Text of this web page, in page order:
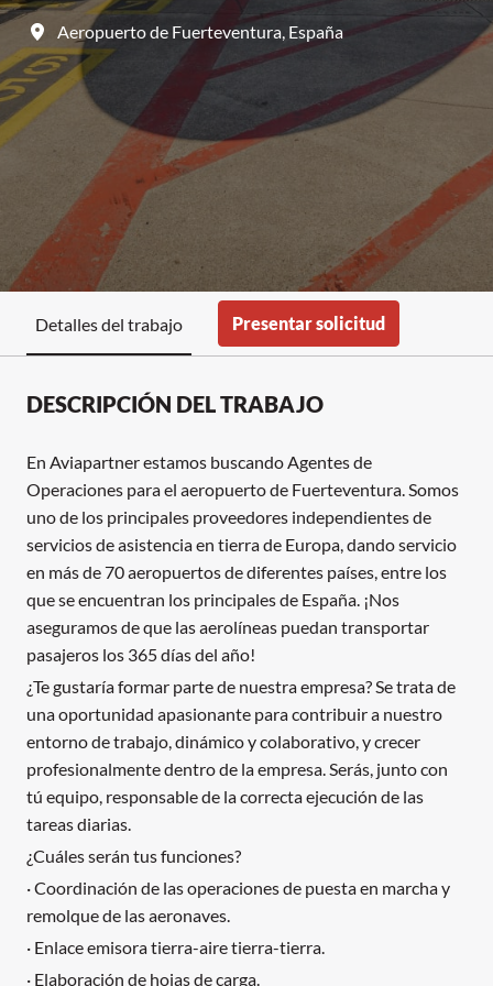
Aeropuerto de Fuerteventura, España
Detalles del trabajo Presentar solicitud
DESCRIPCIÓN DEL TRABAJO
En Aviapartner estamos buscando Agentes de
Operaciones para el aeropuerto de Fuerteventura. Somos
uno de los principales proveedores independientes de
servicios de asistencia en tierra de Europa, dando servicio
en más de 70 aeropuertos de diferentes países, entre los
que se encuentran los principales de España. ¡Nos
aseguramos de que las aerolíneas puedan transportar
pasajeros los 365 días del año!
¿Te gustaría formar parte de nuestra empresa? Se trata de
una oportunidad apasionante para contribuir a nuestro
entorno de trabajo, dinámico y colaborativo, y crecer
profesionalmente dentro de la empresa. Serás, junto con
tú equipo, responsable de la correcta ejecución de las
tareas diarias.
¿Cuáles serán tus funciones?
· Coordinación de las operaciones de puesta en marcha y
remolque de las aeronaves.
· Enlace emisora tierra-aire tierra-tierra.
· Elaboración de hojas de carga.